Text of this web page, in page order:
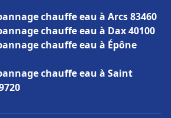
chauffe eau à Arcs 83460
chauffe eau à Dax 40100
chauffe eau à Épône
chauffe eau à Saint